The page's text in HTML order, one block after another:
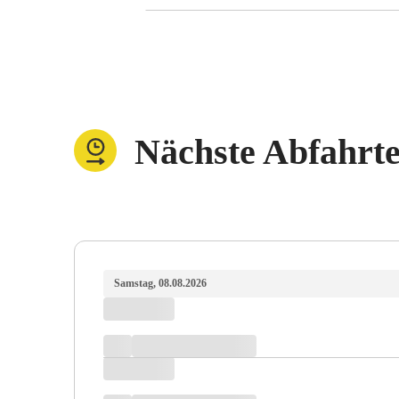
Nächste
Samstag, 08.08.2026